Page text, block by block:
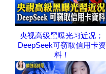
央视高级黑曝光习近况；
DeepSeek可窃取信用卡资
料！